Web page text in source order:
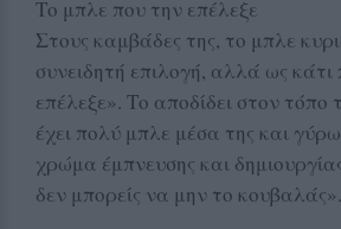
Το μπλε που την επέλεξε
Στους καμβάδες της, το μπλε
συνειδητή επιλογή, αλλά ως κάτι
επέλεξε». Το αποδίδει στον τόπο
έχει πολύ μπλε μέσα της και γύρω
χρώμα έμπνευσης και
δεν μπορείς να μην το κουβαλάς».